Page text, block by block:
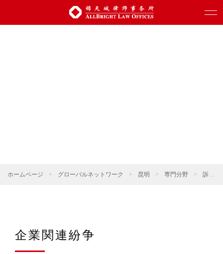
ホームページ > グローバルネットワーク > 昆明 > 専門分野 > 訴訟・仲裁
企業関連紛争